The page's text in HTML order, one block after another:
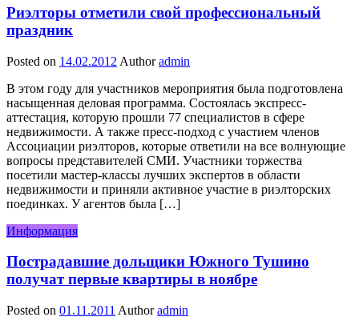
Риэлторы отметили свой профессиональный
праздник
Posted on 14.02.2012 Author admin
В этом году для участников мероприятия была подготовлена
насыщенная деловая программа. Состоялась экспресс-
аттестация, которую прошли 77 специалистов в сфере
недвижимости. А также пресс-подход с участием членов
Ассоциации риэлторов, которые ответили на все волнующие
вопросы представителей СМИ. Участники торжества
посетили мастер-классы лучших экспертов в области
недвижимости и приняли активное участие в риэлторских
поединках. У агентов была […]
Информация
Пострадавшие дольщики Южного Тушино
получат первые квартиры в ноябре
Posted on 01.11.2011 Author admin